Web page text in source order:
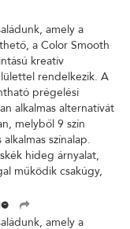
amely a
a Color Smooth
kreatív
rendelkezik. A
prégelési
alkalmas alternatívát
melyből 9 szín
színalap.
hideg árnyalat,
működik csakúgy,
amely a